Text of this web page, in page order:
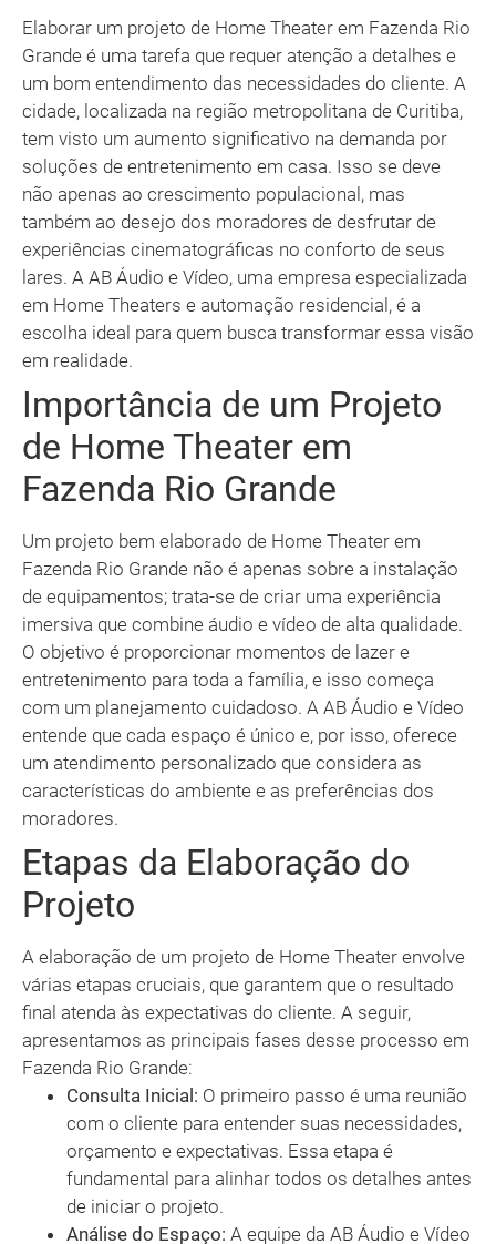
Elaborar um projeto de Home Theater em Fazenda Rio
Grande é uma tarefa que requer atenção a detalhes e
um bom entendimento das necessidades do cliente. A
cidade, localizada na região metropolitana de Curitiba,
tem visto um aumento significativo na demanda por
soluções de entretenimento em casa. Isso se deve
não apenas ao crescimento populacional, mas
também ao desejo dos moradores de desfrutar de
experiências cinematográficas no conforto de seus
lares. A AB Áudio e Vídeo, uma empresa especializada
em Home Theaters e automação residencial, é a
escolha ideal para quem busca transformar essa visão
em realidade.
Importância de um Projeto
de Home Theater em
Fazenda Rio Grande
Um projeto bem elaborado de Home Theater em
Fazenda Rio Grande não é apenas sobre a instalação
de equipamentos; trata-se de criar uma experiência
imersiva que combine áudio e vídeo de alta qualidade.
O objetivo é proporcionar momentos de lazer e
entretenimento para toda a família, e isso começa
com um planejamento cuidadoso. A AB Áudio e Vídeo
entende que cada espaço é único e, por isso, oferece
um atendimento personalizado que considera as
características do ambiente e as preferências dos
moradores.
Etapas da Elaboração do
Projeto
A elaboração de um projeto de Home Theater envolve
várias etapas cruciais, que garantem que o resultado
final atenda às expectativas do cliente. A seguir,
apresentamos as principais fases desse processo em
Fazenda Rio Grande:
Consulta Inicial: O primeiro passo é uma reunião
com o cliente para entender suas necessidades,
orçamento e expectativas. Essa etapa é
fundamental para alinhar todos os detalhes antes
de iniciar o projeto.
Análise do Espaço: A equipe da AB Áudio e Vídeo